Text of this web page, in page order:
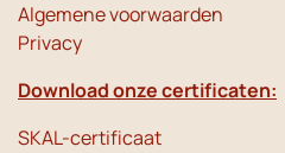
Algemene voorwaarden
Privacy
Download onze certificaten:
SKAL-certificaat